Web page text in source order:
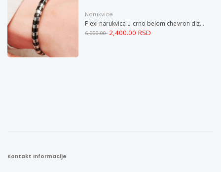
Narukvice
Flexi narukvica u crno belom chevron dizajnu M
6,000.00 2,400.00 RSD
Kontakt Informacije